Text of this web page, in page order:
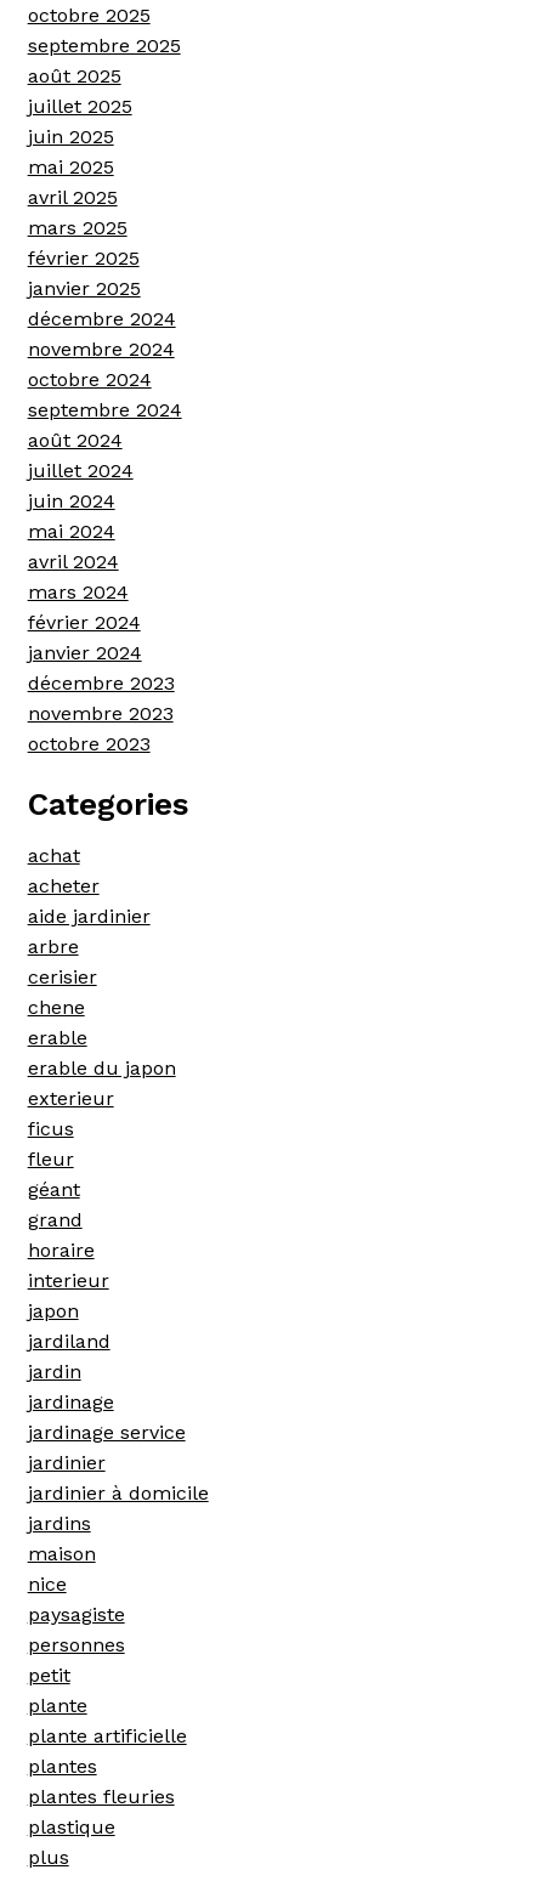
octobre 2025
septembre 2025
août 2025
juillet 2025
juin 2025
mai 2025
avril 2025
mars 2025
février 2025
janvier 2025
décembre 2024
novembre 2024
octobre 2024
septembre 2024
août 2024
juillet 2024
juin 2024
mai 2024
avril 2024
mars 2024
février 2024
janvier 2024
décembre 2023
novembre 2023
octobre 2023
Categories
achat
acheter
aide jardinier
arbre
cerisier
chene
erable
erable du japon
exterieur
ficus
fleur
géant
grand
horaire
interieur
japon
jardiland
jardin
jardinage
jardinage service
jardinier
jardinier à domicile
jardins
maison
nice
paysagiste
personnes
petit
plante
plante artificielle
plantes
plantes fleuries
plastique
plus